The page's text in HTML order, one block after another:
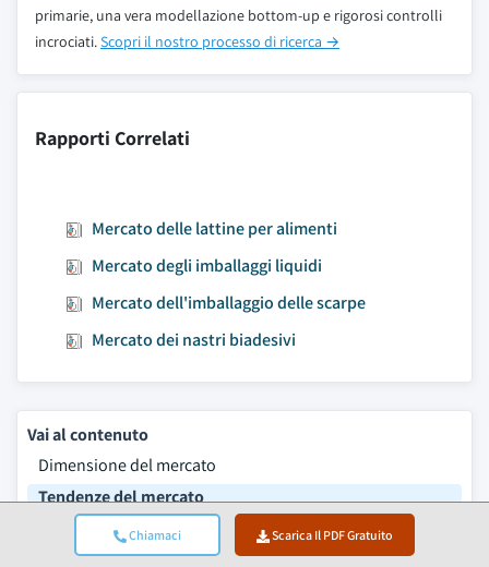
Chiamaci Scarica Il PDF Gratuito
primarie, una vera modellazione bottom-up e rigorosi controlli
incrociati.Scopri il nostro processo di ricerca →
Rapporti Correlati
Mercato delle lattine per alimenti
Mercato degli imballaggi liquidi
Mercato dell'imballaggio delle scarpe
Mercato dei nastri biadesivi
Vai al contenuto
Dimensione del mercato
Tendenze del mercato
Analisi del mercato
Quota di mercato